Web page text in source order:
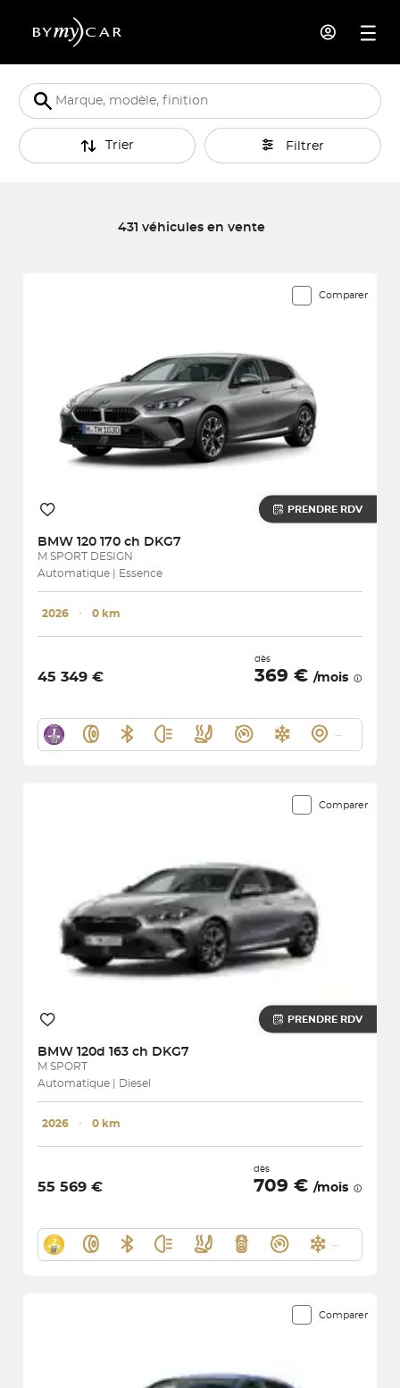
Trier Filtrer
431 véhicules en vente
Comparer
PRENDRE RDV
BMW 120 170 ch DKG7
M SPORT DESIGN
Automatique | Essence
2026 ･ 0 km
45 349 €
dès
369 € /mois
Comparer
PRENDRE RDV
BMW 120d 163 ch DKG7
M SPORT
Automatique | Diesel
2026 ･ 0 km
55 569 €
dès
709 € /mois
Comparer